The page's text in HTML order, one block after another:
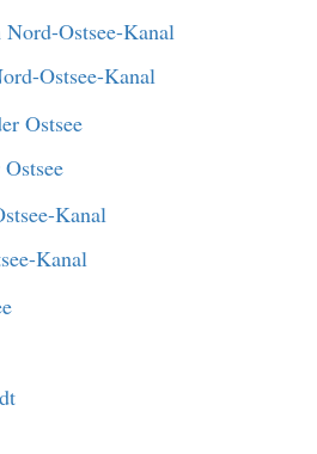
Ostsee-Kanal
Kanal